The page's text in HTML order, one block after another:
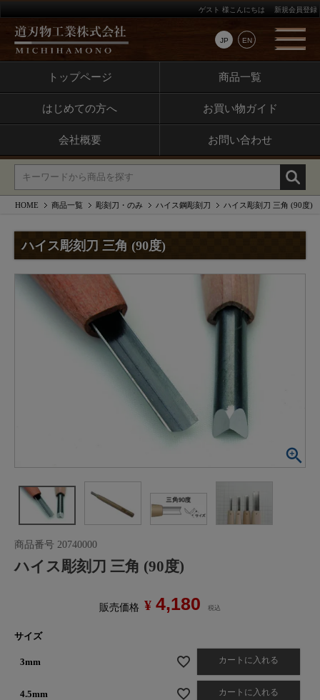
JP EN
ゲスト 様こんにちは 新規会員登録
トップページ 商品一覧
はじめての方へ お買い物ガイド
会社概要 お問い合わせ
HOME 商品一覧 彫刻刀・のみ ハイス鋼彫刻刀 ハイス彫刻刀 三角 (90度)
ハイス彫刻刀 三角 (90度)
商品番号 20740000
ハイス彫刻刀 三角 (90度)
販売価格 ¥ 4,180 税込
サイズ
3mm カートに入れる
4.5mm カートに入れる